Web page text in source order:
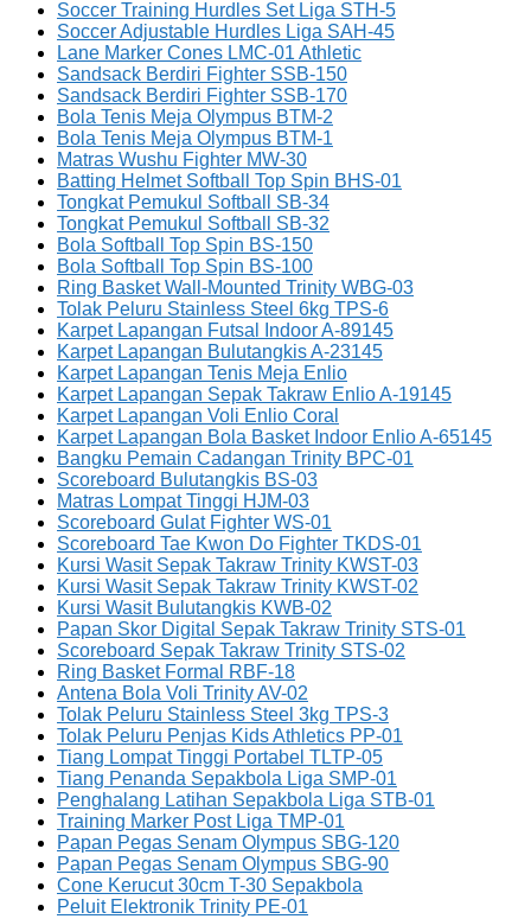
Soccer Training Hurdles Set Liga STH-5
Soccer Adjustable Hurdles Liga SAH-45
Lane Marker Cones LMC-01 Athletic
Sandsack Berdiri Fighter SSB-150
Sandsack Berdiri Fighter SSB-170
Bola Tenis Meja Olympus BTM-2
Bola Tenis Meja Olympus BTM-1
Matras Wushu Fighter MW-30
Batting Helmet Softball Top Spin BHS-01
Tongkat Pemukul Softball SB-34
Tongkat Pemukul Softball SB-32
Bola Softball Top Spin BS-150
Bola Softball Top Spin BS-100
Ring Basket Wall-Mounted Trinity WBG-03
Tolak Peluru Stainless Steel 6kg TPS-6
Karpet Lapangan Futsal Indoor A-89145
Karpet Lapangan Bulutangkis A-23145
Karpet Lapangan Tenis Meja Enlio
Karpet Lapangan Sepak Takraw Enlio A-19145
Karpet Lapangan Voli Enlio Coral
Karpet Lapangan Bola Basket Indoor Enlio A-65145
Bangku Pemain Cadangan Trinity BPC-01
Scoreboard Bulutangkis BS-03
Matras Lompat Tinggi HJM-03
Scoreboard Gulat Fighter WS-01
Scoreboard Tae Kwon Do Fighter TKDS-01
Kursi Wasit Sepak Takraw Trinity KWST-03
Kursi Wasit Sepak Takraw Trinity KWST-02
Kursi Wasit Bulutangkis KWB-02
Papan Skor Digital Sepak Takraw Trinity STS-01
Scoreboard Sepak Takraw Trinity STS-02
Ring Basket Formal RBF-18
Antena Bola Voli Trinity AV-02
Tolak Peluru Stainless Steel 3kg TPS-3
Tolak Peluru Penjas Kids Athletics PP-01
Tiang Lompat Tinggi Portabel TLTP-05
Tiang Penanda Sepakbola Liga SMP-01
Penghalang Latihan Sepakbola Liga STB-01
Training Marker Post Liga TMP-01
Papan Pegas Senam Olympus SBG-120
Papan Pegas Senam Olympus SBG-90
Cone Kerucut 30cm T-30 Sepakbola
Peluit Elektronik Trinity PE-01